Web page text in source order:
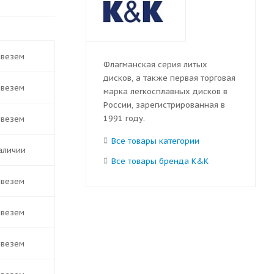
Флагманская серия литых
дисков, а также первая торговая
марка легкосплавных дисков в
России, зарегистрированная в
1991 году.
Все товары категории
Все товары бренда K&K